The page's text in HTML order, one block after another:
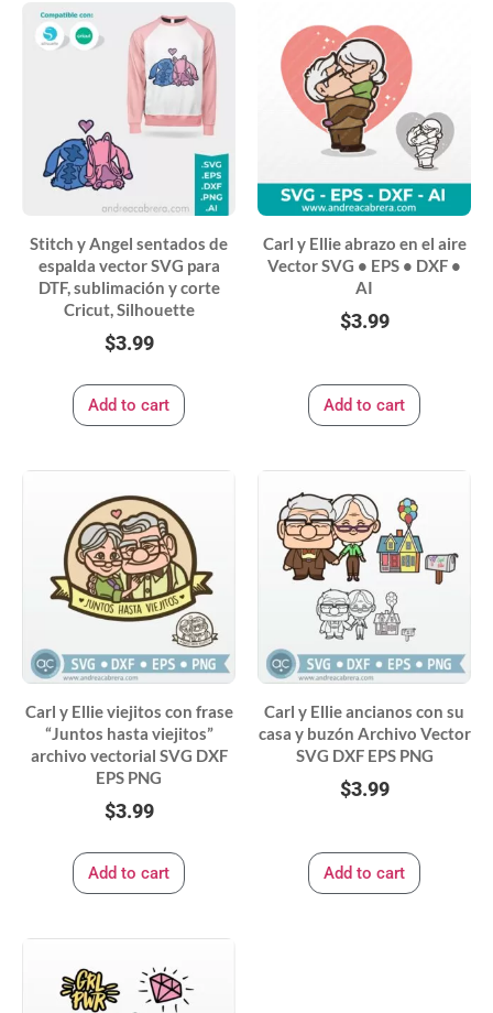
Stitch y Angel sentados de
espalda vector SVG para
DTF, sublimación y corte
Cricut, Silhouette
$3.99
Add to cart
Carl y Ellie abrazo en el aire
Vector SVG • EPS • DXF •
AI
$3.99
Add to cart
Carl y Ellie viejitos con frase
“Juntos hasta viejitos”
archivo vectorial SVG DXF
EPS PNG
$3.99
Add to cart
Carl y Ellie ancianos con su
casa y buzón Archivo Vector
SVG DXF EPS PNG
$3.99
Add to cart